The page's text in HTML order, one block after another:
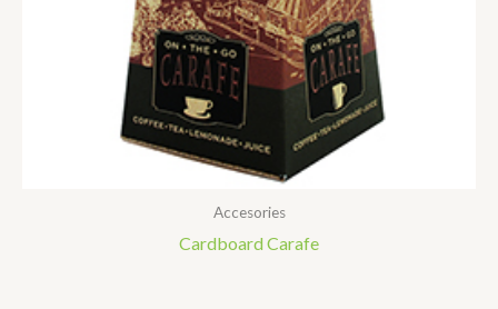
Accesories
Cardboard Carafe